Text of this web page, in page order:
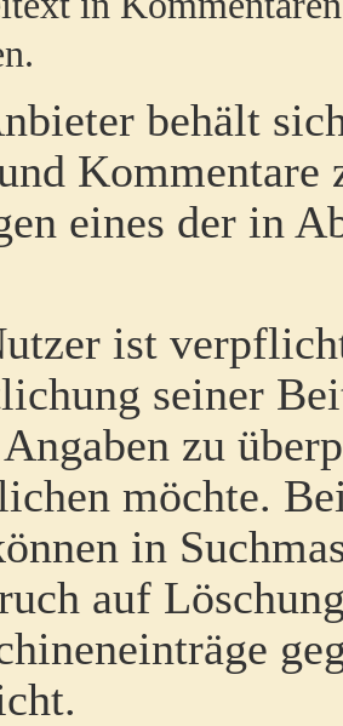
behält
Kommentare
eines der in
ist
seiner
zu
möchte.
in
auf